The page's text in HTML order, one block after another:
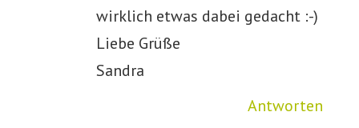
wirklich etwas dabei gedacht :-)
Liebe Grüße
Sandra
Antworten